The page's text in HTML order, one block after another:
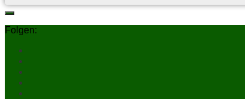
Folgen: